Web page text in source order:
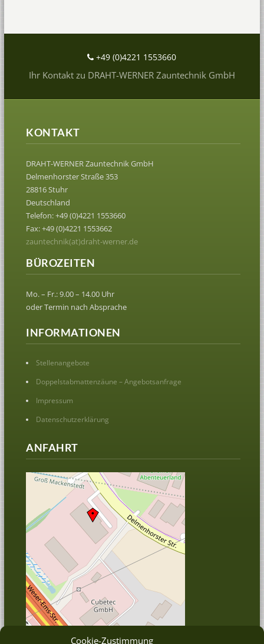
Cookie-Zustimmung
+49 (0)4221 1553660
Ihr Kontakt zu DRAHT-WERNER Zauntechnik GmbH
KONTAKT
DRAHT-WERNER Zauntechnik GmbH
Delmenhorster Straße 353
28816 Stuhr
Deutschland
Telefon: +49 (0)4221 1553660
Fax: +49 (0)4221 1553662
zauntechnik(at)draht-werner.de
BÜROZEITEN
Mo. – Fr.: 9.00 – 14.00 Uhr
oder Termin nach Absprache
INFORMATIONEN
Stellenangebote
Doppelstabmattenzäune – Angebotsanfrage
Impressum
Datenschutzerklärung
ANFAHRT